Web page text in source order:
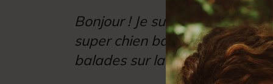
Bonjour ! Je suis un
super chien baptisé Russell,
balades sur la plage au